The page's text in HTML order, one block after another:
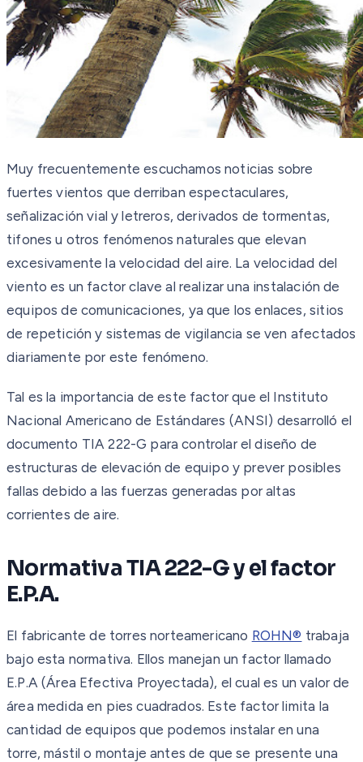
Muy frecuentemente escuchamos noticias sobre
fuertes vientos que derriban espectaculares,
señalización vial y letreros, derivados de tormentas,
tifones u otros fenómenos naturales que elevan
excesivamente la velocidad del aire. La velocidad del
viento es un factor clave al realizar una instalación de
equipos de comunicaciones, ya que los enlaces, sitios
de repetición y sistemas de vigilancia se ven afectados
diariamente por este fenómeno.
Tal es la importancia de este factor que el Instituto
Nacional Americano de Estándares (ANSI) desarrolló el
documento TIA 222-G para controlar el diseño de
estructuras de elevación de equipo y prever posibles
fallas debido a las fuerzas generadas por altas
corrientes de aire.
Normativa TIA 222-G y el factor
E.P.A.
El fabricante de torres norteamericano ROHN® trabaja
bajo esta normativa. Ellos manejan un factor llamado
E.P.A (Área Efectiva Proyectada), el cual es un valor de
área medida en pies cuadrados. Este factor limita la
cantidad de equipos que podemos instalar en una
torre, mástil o montaje antes de que se presente una